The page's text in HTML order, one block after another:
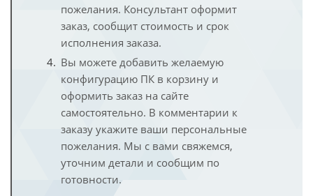
пожелания. Консультант оформит
заказ, сообщит стоимость и срок
исполнения заказа.
Вы можете добавить желаемую
конфигурацию ПК в корзину и
оформить заказ на сайте
самостоятельно. В комментарии к
заказу укажите ваши персональные
пожелания. Мы с вами свяжемся,
уточним детали и сообщим по
готовности.